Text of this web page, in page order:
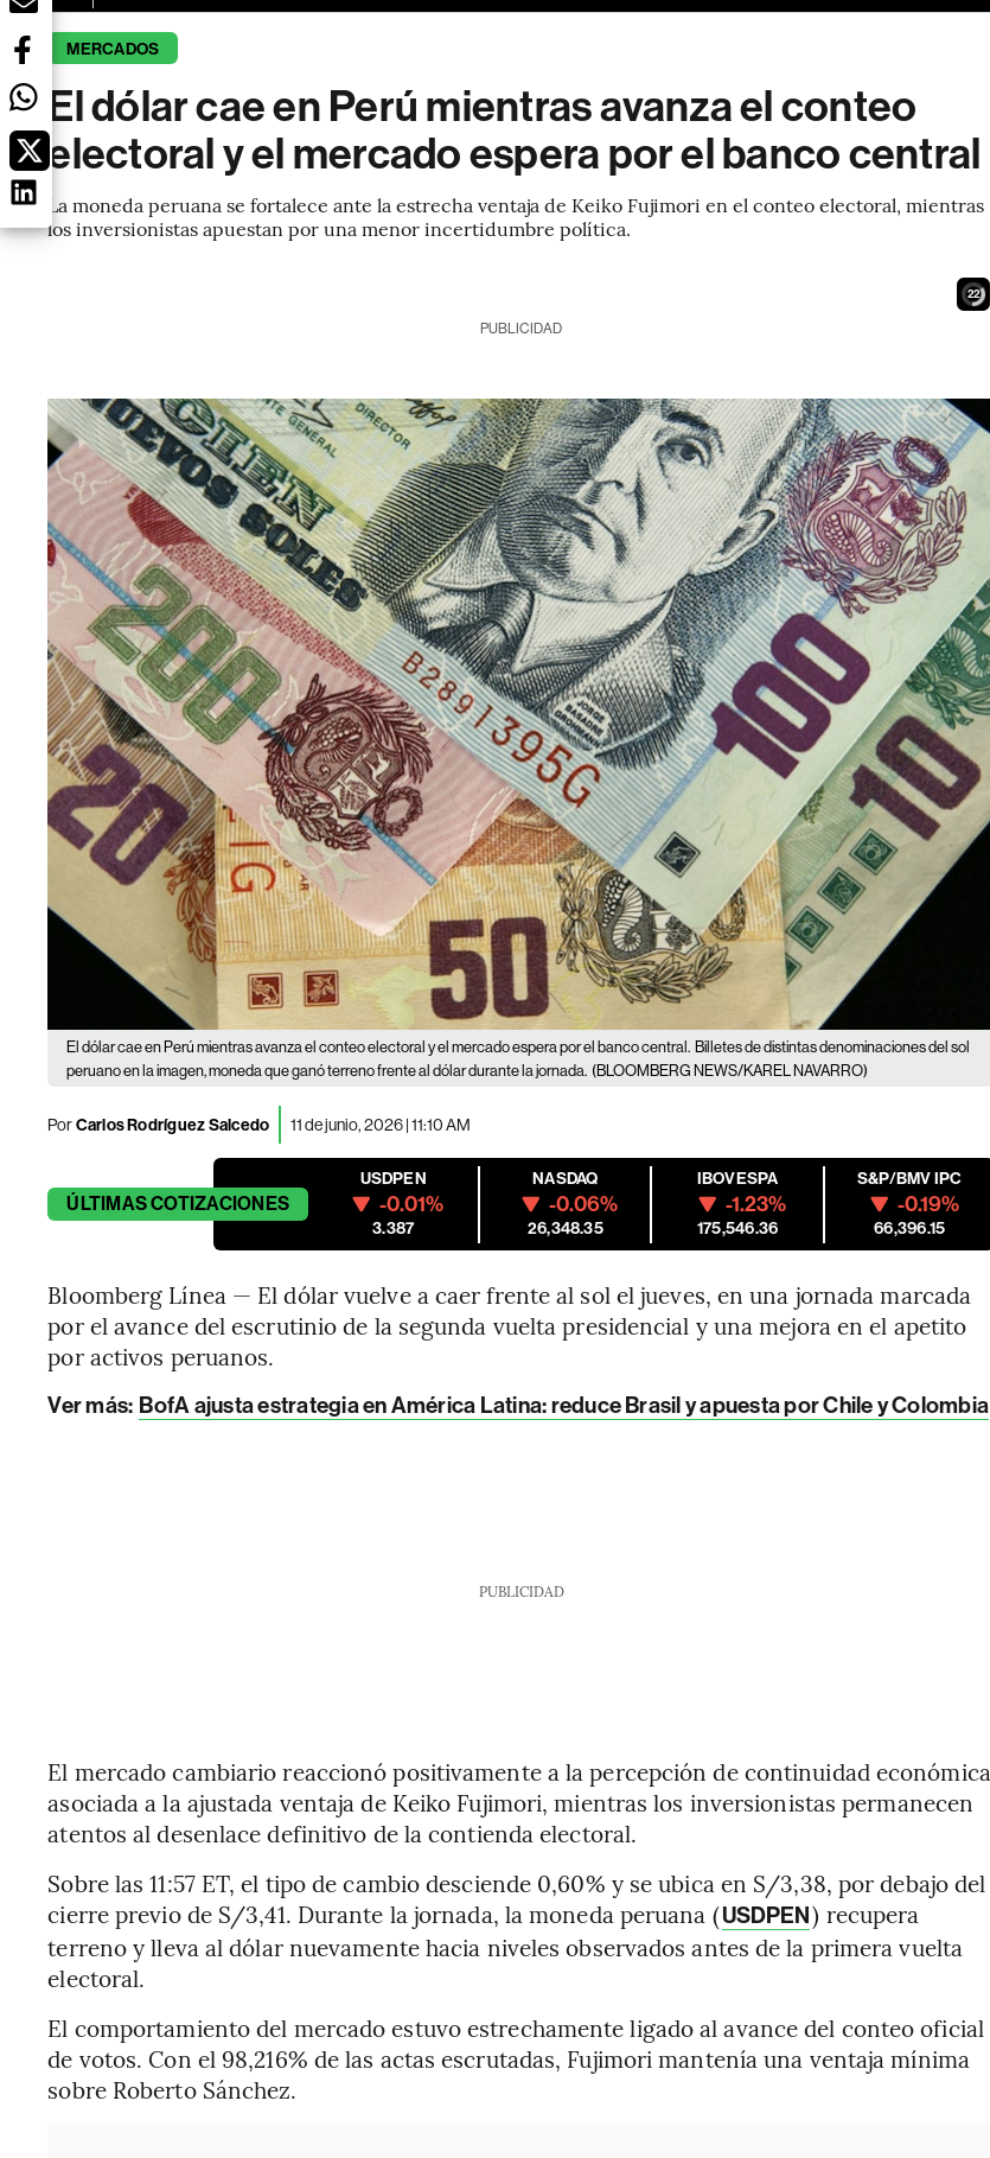
MERCADOS
El dólar cae en Perú mientras avanza el conteo
electoral y el mercado espera por el banco central
La moneda peruana se fortalece ante la estrecha ventaja de Keiko Fujimori en el conteo electoral, mientras
los inversionistas apuestan por una menor incertidumbre política.
20
PUBLICIDAD
El dólar cae en Perú mientras avanza el conteo electoral y el mercado espera por el banco central. Billetes de distintas denominaciones del sol
peruano en la imagen, moneda que ganó terreno frente al dólar durante la jornada. (BLOOMBERG NEWS/KAREL NAVARRO)
PorCarlos Rodríguez Salcedo 11 de junio, 2026 | 11:10 AM
ÚLTIMASCOTIZACIONES
USDPEN
-0.01%
3.387
NASDAQ
-0.06%
26,348.35
IBOVESPA
-1.23%
175,546.36
S&P/BMV IPC
-0.19%
66,396.15
Bloomberg Línea — El dólar vuelve a caer frente al sol el jueves, en una jornada marcada
por el avance del escrutinio de la segunda vuelta presidencial y una mejora en el apetito
por activos peruanos.
Ver más: BofA ajusta estrategia en América Latina: reduce Brasil y apuesta por Chile y Colombia
PUBLICIDAD
El mercado cambiario reaccionó positivamente a la percepción de continuidad económica
asociada a la ajustada ventaja de Keiko Fujimori, mientras los inversionistas permanecen
atentos al desenlace definitivo de la contienda electoral.
Sobre las 11:57 ET, el tipo de cambio desciende 0,60% y se ubica en S/3,38, por debajo del
cierre previo de S/3,41. Durante la jornada, la moneda peruana (USDPEN) recupera
terreno y lleva al dólar nuevamente hacia niveles observados antes de la primera vuelta
electoral.
El comportamiento del mercado estuvo estrechamente ligado al avance del conteo oficial
de votos. Con el 98,216% de las actas escrutadas, Fujimori mantenía una ventaja mínima
sobre Roberto Sánchez.